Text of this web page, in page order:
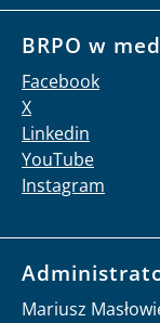
BRPO w
Facebook
X
Linkedin
YouTube
Instagram
Mariusz